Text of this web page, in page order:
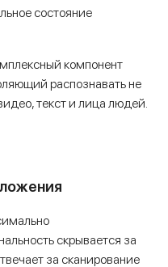
состояние
компонент
распознавать не
текст и лица людей.
скрывается за
за сканирование